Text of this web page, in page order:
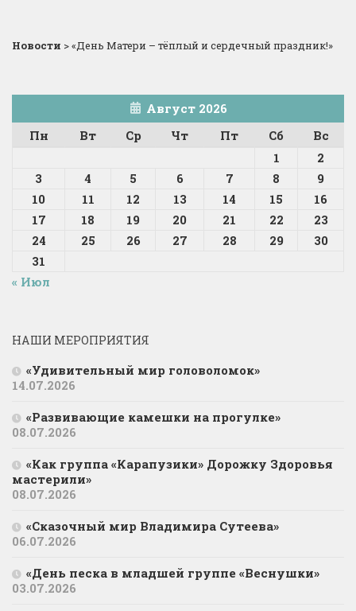
Новости >«День Матери – тёплый и сердечный праздник!»
Август 2026
Пн
Вт Ср Чт Пт Сб
Вс
1
2
3
4 5 6 7 8
9
10
11 12 13 14 15
16
17
18 19 20 21 22
23
24
25 26 27 28 29
30
31
« Июл
НАШИ МЕРОПРИЯТИЯ
«Удивительный мир головоломок»
14.07.2026
«Развивающие камешки на прогулке»
08.07.2026
«Как группа «Карапузики» Дорожку Здоровья
мастерили»
08.07.2026
«Сказочный мир Владимира Сутеева»
06.07.2026
«День песка в младшей группе «Веснушки»
03.07.2026